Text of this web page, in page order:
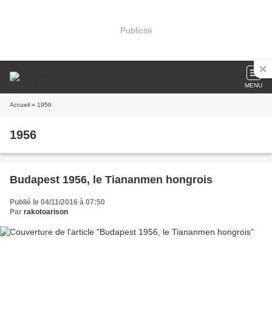
Publicité
MENU
Accueil » 1956
1956
Budapest 1956, le Tiananmen hongrois
Publié le 04/11/2016 à 07:50
Par rakotoarison